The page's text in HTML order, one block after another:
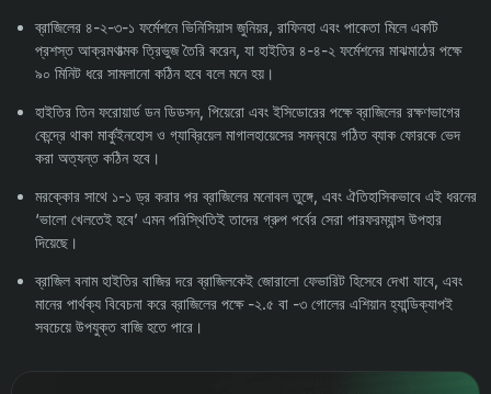
ব্রাজিলের ৪-২-৩-১ ফর্মেশনে ভিনিসিয়াস জুনিয়র, রাফিনহা এবং পাকেতা মিলে একটি
প্রশস্ত আক্রমণাত্মক ত্রিভুজ তৈরি করেন, যা হাইতির ৪-৪-২ ফর্মেশনের মাঝমাঠের পক্ষে
৯০ মিনিট ধরে সামলানো কঠিন হবে বলে মনে হয়।
হাইতির তিন ফরোয়ার্ড ডন ডিডসন, পিয়েরো এবং ইসিডোরের পক্ষে ব্রাজিলের রক্ষণভাগের
কেন্দ্রে থাকা মার্কুইনহোস ও গ্যাব্রিয়েল মাগালহায়েসের সমন্বয়ে গঠিত ব্যাক ফোরকে ভেদ
করা অত্যন্ত কঠিন হবে।
মরক্কোর সাথে ১-১ ড্র করার পর ব্রাজিলের মনোবল তুঙ্গে, এবং ঐতিহাসিকভাবে এই ধরনের
‘ভালো খেলতেই হবে’ এমন পরিস্থিতিই তাদের গ্রুপ পর্বের সেরা পারফরম্যান্স উপহার
দিয়েছে।
ব্রাজিল বনাম হাইতির বাজির দরে ব্রাজিলকেই জোরালো ফেভারিট হিসেবে দেখা যাবে, এবং
মানের পার্থক্য বিবেচনা করে ব্রাজিলের পক্ষে -২.৫ বা -৩ গোলের এশিয়ান হ্যান্ডিক্যাপই
সবচেয়ে উপযুক্ত বাজি হতে পারে।